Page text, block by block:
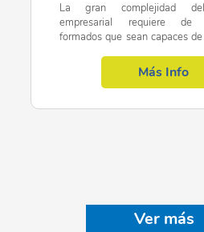
- Pagos fraccionados del Impuesto
Declaración del Impuesto sobre
Autoliquidación de Ingresos /
La gran complejidad
empresarial requiere de
formados que sean capaces
grandes corporaciones. En este
Más Info
Ver más